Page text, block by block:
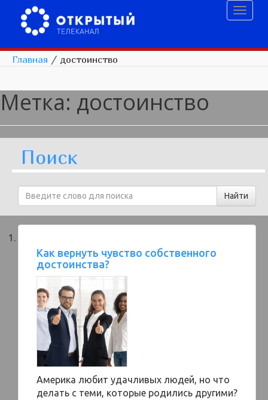
Главная / достоинство
Метка: достоинство
Поиск
Как вернуть чувство собственного
достоинства?
Америка любит удачливых людей, но что
делать с теми, которые родились другими?